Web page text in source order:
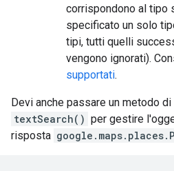
corrispondono al tipo
specificato un solo
tipi, tutti quelli
vengono ignorati).
supportati.
Devi anche passare un metodo
textSearch() per gestire
risposta